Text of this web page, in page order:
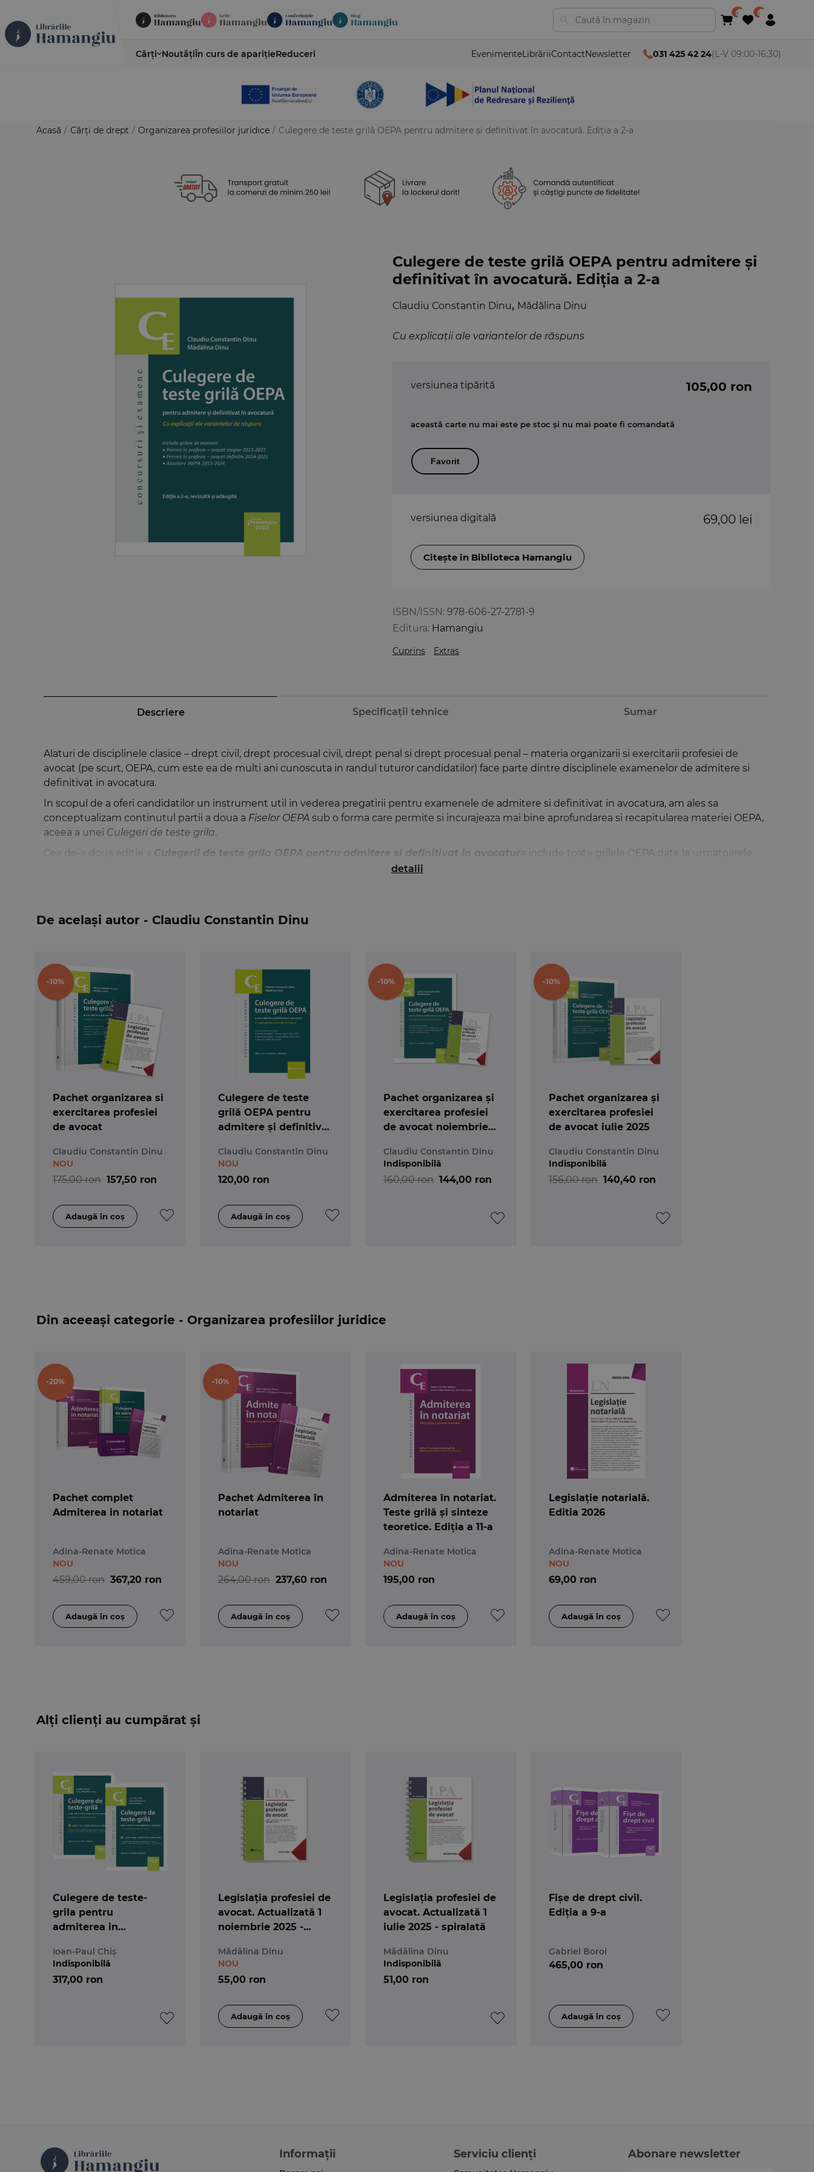
Cărți NoutățiÎn curs de aparițieReduceri EvenimenteLibrăriiContactNewsletter 031 425 42 24(L-V 09:00-16:30)
Acasă / Cărți de drept / Organizarea profesiilor juridice / Culegere de teste grilă OEPA pentru admitere și definitivat în avocatură. Ediția a 2-a
Culegere de teste grilă OEPA pentru admitere și
definitivat în avocatură. Ediția a 2-a
Cu explicații ale variantelor de răspuns
Claudiu Constantin Dinu, Mădălina Dinu
ISBN/ISSN: 978-606-27-2781-9
Editura: Hamangiu
Cuprins Extras
versiunea tipărită 105,00 ron
această carte nu mai este pe stoc și nu mai poate fi comandată
Favorit
versiunea digitală 69,00 lei
Citește în Biblioteca Hamangiu
Descriere Specificații tehnice Sumar
Alaturi de disciplinele clasice – drept civil, drept procesual civil, drept penal si drept procesual penal – materia organizarii si exercitarii profesiei de
avocat (pe scurt, OEPA, cum este ea de multi ani cunoscuta in randul tuturor candidatilor) face parte dintre disciplinele examenelor de admitere si
definitivat in avocatura.
In scopul de a oferi candidatilor un instrument util in vederea pregatirii pentru examenele de admitere si definitivat in avocatura, am ales sa
conceptualizam continutul partii a doua a Fiselor OEPA sub o forma care permite si incurajeaza mai bine aprofundarea si recapitularea materiei OEPA,
aceea a unei Culegeri de teste grila.
Cea de-a doua editie a Culegerii de teste grila OEPA pentru admitere si definitivat in avocatura include toate grilele OEPA date la urmatoarele
absolvire INPPA (2013-2024)
imediat argumentatia potrivit careia un anumit raspuns este considerat corect sau gresit.
Totodata, alte puncte forte ale Culegerii sunt:
• cuprinde informatii actualizate, in acord cu tematica de examen, inclusiv recentele modificari aduse Legii nr. 51/1995 pentru organizarea si
exercitarea profesiei de avocat prin Legea nr. 122/2024, Legea nr. 32/2023, Legea nr. 50/2023, respectiv Legea nr. 89/2023, precum si Statutului profesiei
de avocat, prin Hotararea nr. 95/2024 a Consiliului Uniunii Nationale a Barourilor din Romania;
• include grilele, cu raspunsuri detaliate si explicate, date la examenele din anii anteriori (2013-2025) la disciplina Organizarea si exercitarea profesiei de
Daca doriti sa va pregatiti corespunzator pentru examenele de admitere sau definitivat in avocatura, este necesar sa parcurgeti cu atentie
profesiei de avocat, dupa care sa rezolvati toate testele incluse in aceasta culegere, citind si explicatiile fiecarei variante de raspuns. In final, la capatul
intregului proces, exista premise suficient de credibile ca veti trece cu brio examenul pentru care v-ati pregatit.
detalii
De același autor - Claudiu Constantin Dinu
-10%
Pachet organizarea si
exercitarea profesiei
de avocat
Claudiu Constantin Dinu
175,00 ron 157,50 ron
NOU
Culegere de teste
grilă OEPA pentru
admitere și definitivat
3-a
Claudiu Constantin Dinu
120,00 ron
NOU
-10%
Pachet organizarea și
exercitarea profesiei
de avocat noiembrie
Claudiu Constantin Dinu
160,00 ron 144,00 ron
Indisponibilă
-10%
Pachet organizarea și
exercitarea profesiei
de avocat iulie 2025
Claudiu Constantin Dinu
156,00 ron 140,40 ron
Indisponibilă
Din aceeași categorie - Organizarea profesiilor juridice
-20%
Pachet complet
Admiterea in notariat
Adina-Renate Motica
459,00 ron 367,20 ron
NOU
-10%
Pachet Admiterea în
notariat
Adina-Renate Motica
264,00 ron 237,60 ron
NOU
Admiterea în notariat.
Teste grilă și sinteze
teoretice. Ediția a 11-a
Adina-Renate Motica
195,00 ron
NOU
Legislație notarială.
Editia 2026
Adina-Renate Motica
69,00 ron
NOU
Alți clienți au cumpărat și
Culegere de teste-
grila pentru
admiterea in
avocatura. Editia a 6-a
Ioan-Paul Chiș
317,00 ron
Indisponibilă
Legislația profesiei de
avocat. Actualizată 1
noiembrie 2025 -
Mădălina Dinu
55,00 ron
NOU
Legislația profesiei de
avocat. Actualizată 1
iulie 2025 - spiralată
Mădălina Dinu
51,00 ron
Indisponibilă
Fișe de drept civil.
Ediția a 9-a
Gabriel Boroi
465,00 ron
Informații Serviciu clienți Abonare newsletter